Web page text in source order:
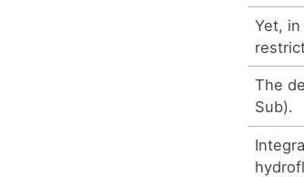
Yet,
The
Sub).